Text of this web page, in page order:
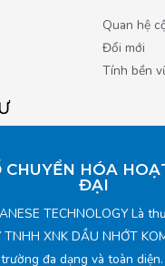
Quan hệ
Đổi mới
Tính bền
CHUYỂN HÓA
ĐẠI
TECHNOLOGY Là
TNHH XNK DẦU NHỚT
đa dạng và toàn